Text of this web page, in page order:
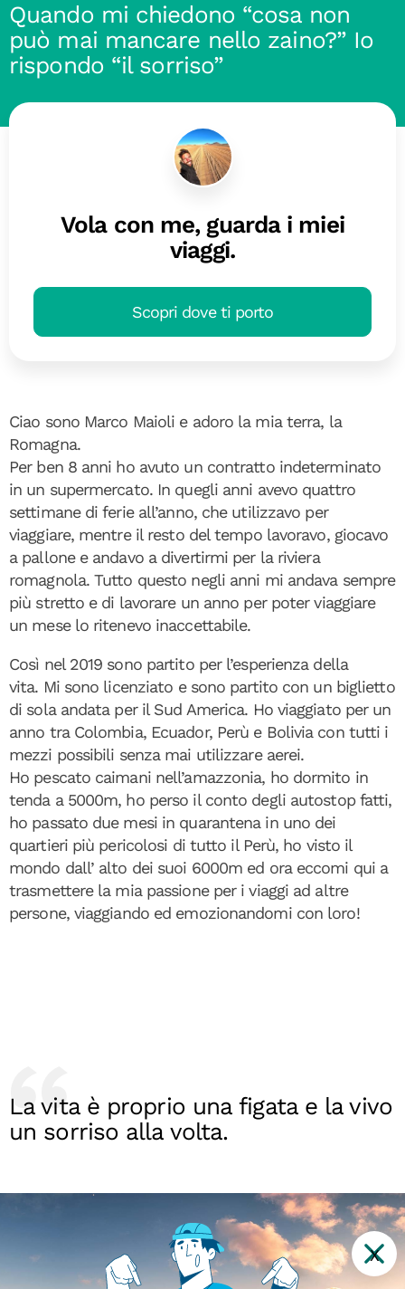
Quando mi chiedono “cosa non
può mai mancare nello zaino?” Io
rispondo “il sorriso”
Vola con me, guarda i miei
viaggi.
Scopri dove ti porto
Ciao sono Marco Maioli e adoro la mia terra, la
Romagna.
Per ben 8 anni ho avuto un contratto indeterminato
in un supermercato. In quegli anni avevo quattro
settimane di ferie all’anno, che utilizzavo per
viaggiare, mentre il resto del tempo lavoravo, giocavo
a pallone e andavo a divertirmi per la riviera
romagnola. Tutto questo negli anni mi andava sempre
più stretto e di lavorare un anno per poter viaggiare
un mese lo ritenevo inaccettabile.
Così nel 2019 sono partito per l’esperienza della
vita. Mi sono licenziato e sono partito con un biglietto
di sola andata per il Sud America. Ho viaggiato per un
anno tra Colombia, Ecuador, Perù e Bolivia con tutti i
mezzi possibili senza mai utilizzare aerei.
Ho pescato caimani nell’amazzonia, ho dormito in
tenda a 5000m, ho perso il conto degli autostop fatti,
ho passato due mesi in quarantena in uno dei
quartieri più pericolosi di tutto il Perù, ho visto il
mondo dall’ alto dei suoi 6000m ed ora eccomi qui a
trasmettere la mia passione per i viaggi ad altre
persone, viaggiando ed emozionandomi con loro!
La vita è proprio una figata e la vivo
un sorriso alla volta.
X